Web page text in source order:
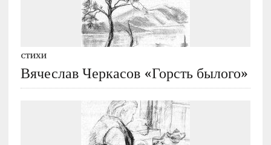
СТИХИ
Вячеслав Черкасов «Горсть былого»